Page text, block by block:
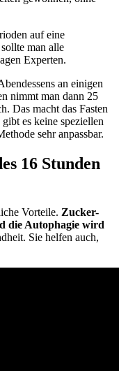
auf eine
man alle
Experten.
an einigen
nimmt man dann 25
Das macht das Fasten
es keine speziellen
sehr anpassbar.
16 Stunden
Vorteile. Zucker-
die Autophagie wird
Sie helfen auch,